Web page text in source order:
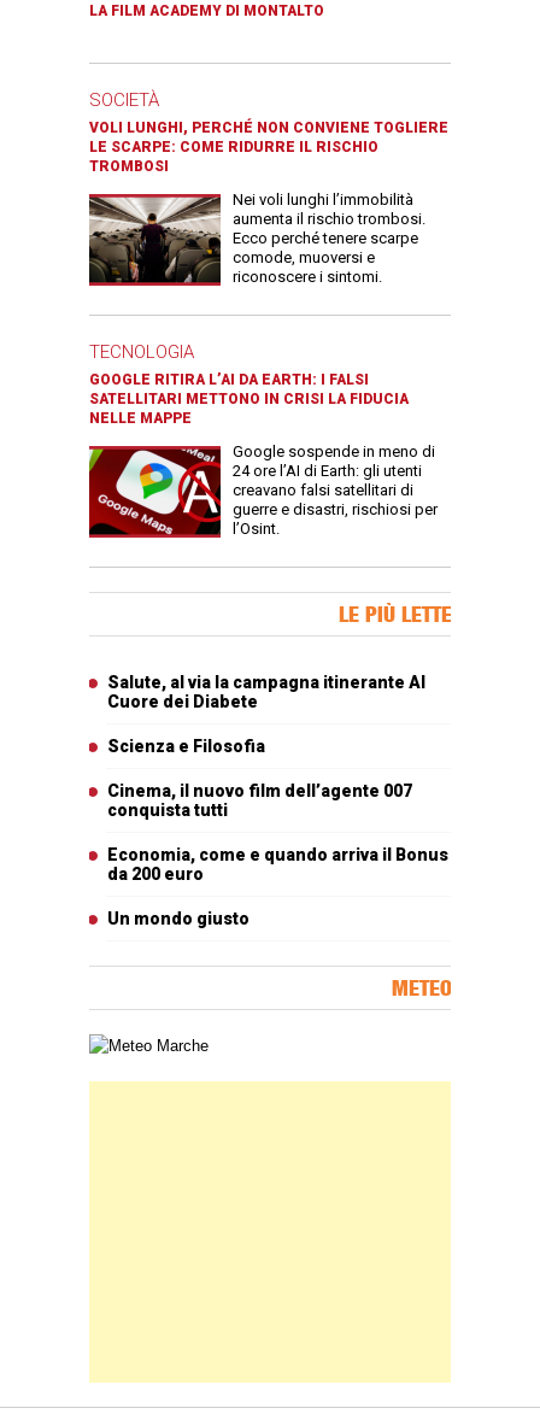
LA FILM ACADEMY DI MONTALTO
SOCIETÀ
VOLI LUNGHI, PERCHÉ NON CONVIENE TOGLIERE
LE SCARPE: COME RIDURRE IL RISCHIO
TROMBOSI
Nei voli lunghi l’immobilità
aumenta il rischio trombosi.
Ecco perché tenere scarpe
comode, muoversi e
riconoscere i sintomi.
TECNOLOGIA
GOOGLE RITIRA L’AI DA EARTH: I FALSI
SATELLITARI METTONO IN CRISI LA FIDUCIA
NELLE MAPPE
Google sospende in meno di
24 ore l’AI di Earth: gli utenti
creavano falsi satellitari di
guerre e disastri, rischiosi per
l’Osint.
LE PIÙ LETTE
Salute, al via la campagna itinerante Al
Cuore dei Diabete
Scienza e Filosofia
Cinema, il nuovo film dell’agente 007
conquista tutti
Economia, come e quando arriva il Bonus
da 200 euro
Un mondo giusto
METEO
Carta meteorologica delle Marche